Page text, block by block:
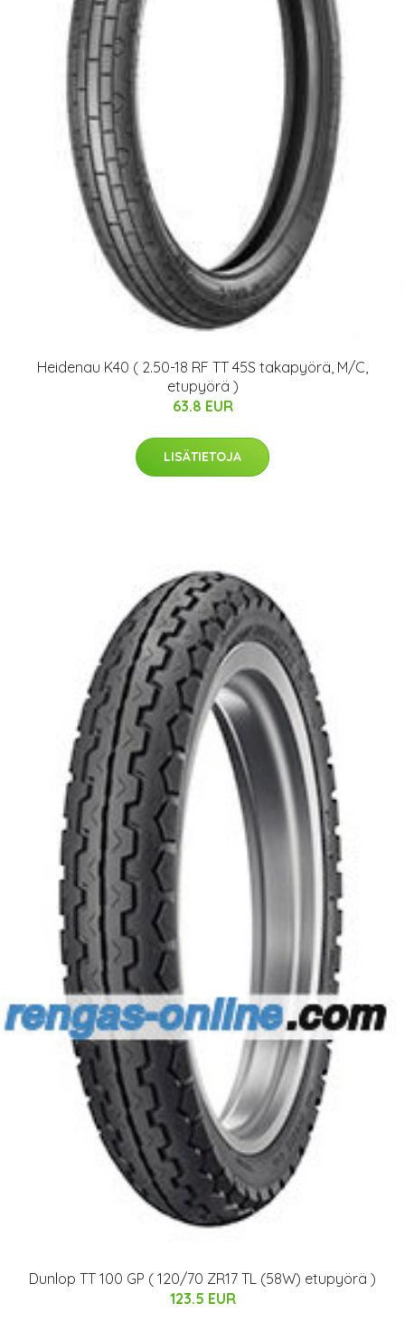
Heidenau K40 ( 2.50-18 RF TT 45S takapyörä, M/C,
etupyörä )
63.8 EUR
LISÄTIETOJA
Dunlop TT 100 GP ( 120/70 ZR17 TL (58W) etupyörä )
123.5 EUR